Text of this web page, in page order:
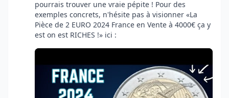
pourrais trouver une vraie pépite ! Pour des
exemples concrets, n'hésite pas à visionner
La
Pièce de 2 EURO 2024 France en Vente à 4000€ ça y
est on est RICHES !
ici :